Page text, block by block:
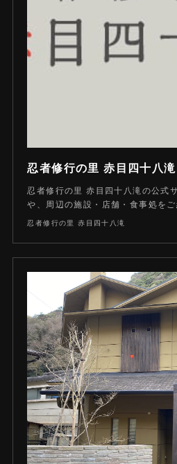
忍者修行の里 赤目四十八滝
忍者修行の里 赤目四十八滝の公式
や、周辺の施設・店舗・食事処をご
忍者修行の里 赤目四十八滝